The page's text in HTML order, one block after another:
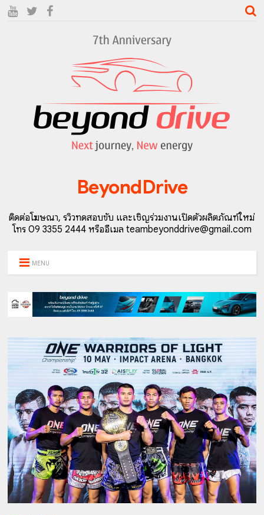
BeyondDrive
ติดต่อโฆษณา, รีวิวทดสอบขับ และเชิญร่วมงานเปิดตัวผลิตภัณฑ์ใหม่
โทร 09 3355 2444 หรืออีเมล teambeyonddrive@gmail.com
MENU